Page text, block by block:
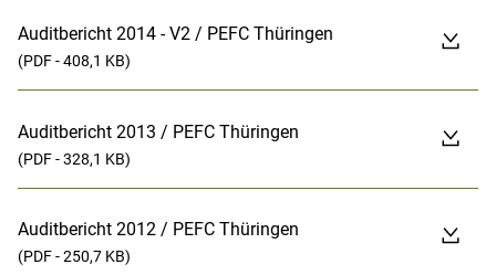
Auditbericht 2014 - V2 / PEFC Thüringen
(PDF - 408,1 KB)
Auditbericht 2013 / PEFC Thüringen
(PDF - 328,1 KB)
Auditbericht 2012 / PEFC Thüringen
(PDF - 250,7 KB)